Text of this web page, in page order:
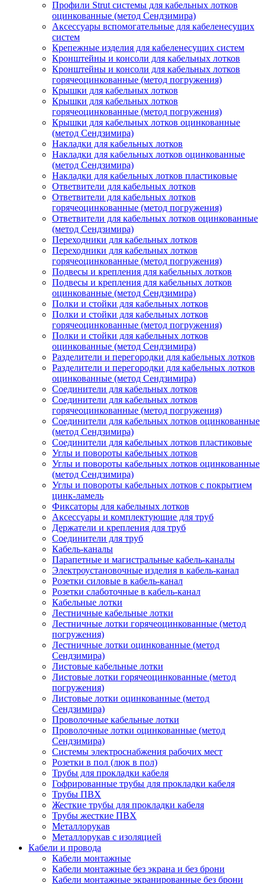
Профили Strut системы для кабельных лотков
оцинкованные (метод Сендзимира)
Аксессуары вспомогательные для кабеленесущих
систем
Крепежные изделия для кабеленесущих систем
Кронштейны и консоли для кабельных лотков
Кронштейны и консоли для кабельных лотков
горячеоцинкованные (метод погружения)
Крышки для кабельных лотков
Крышки для кабельных лотков
горячеоцинкованные (метод погружения)
Крышки для кабельных лотков оцинкованные
(метод Сендзимира)
Накладки для кабельных лотков
Накладки для кабельных лотков оцинкованные
(метод Сендзимира)
Накладки для кабельных лотков пластиковые
Ответвители для кабельных лотков
Ответвители для кабельных лотков
горячеоцинкованные (метод погружения)
Ответвители для кабельных лотков оцинкованные
(метод Сендзимира)
Переходники для кабельных лотков
Переходники для кабельных лотков
горячеоцинкованные (метод погружения)
Подвесы и крепления для кабельных лотков
Подвесы и крепления для кабельных лотков
оцинкованные (метод Сендзимира)
Полки и стойки для кабельных лотков
Полки и стойки для кабельных лотков
горячеоцинкованные (метод погружения)
Полки и стойки для кабельных лотков
оцинкованные (метод Сендзимира)
Разделители и перегородки для кабельных лотков
Разделители и перегородки для кабельных лотков
оцинкованные (метод Сендзимира)
Соединители для кабельных лотков
Соединители для кабельных лотков
горячеоцинкованные (метод погружения)
Соединители для кабельных лотков оцинкованные
(метод Сендзимира)
Соединители для кабельных лотков пластиковые
Углы и повороты кабельных лотков
Углы и повороты кабельных лотков оцинкованные
(метод Сендзимира)
Углы и повороты кабельных лотков с покрытием
цинк-ламель
Фиксаторы для кабельных лотков
Аксессуары и комплектующие для труб
Держатели и крепления для труб
Соединители для труб
Кабель-каналы
Парапетные и магистральные кабель-каналы
Электроустановочные изделия в кабель-канал
Розетки силовые в кабель-канал
Розетки слаботочные в кабель-канал
Кабельные лотки
Лестничные кабельные лотки
Лестничные лотки горячеоцинкованные (метод
погружения)
Лестничные лотки оцинкованные (метод
Сендзимира)
Листовые кабельные лотки
Листовые лотки горячеоцинкованные (метод
погружения)
Листовые лотки оцинкованные (метод
Сендзимира)
Проволочные кабельные лотки
Проволочные лотки оцинкованные (метод
Сендзимира)
Системы электроснабжения рабочих мест
Розетки в пол (люк в пол)
Трубы для прокладки кабеля
Гофрированные трубы для прокладки кабеля
Трубы ПВХ
Жесткие трубы для прокладки кабеля
Трубы жесткие ПВХ
Металлорукав
Металлорукав с изоляцией
Кабели и провода
Кабели монтажные
Кабели монтажные без экрана и без брони
Кабели монтажные экранированные без брони